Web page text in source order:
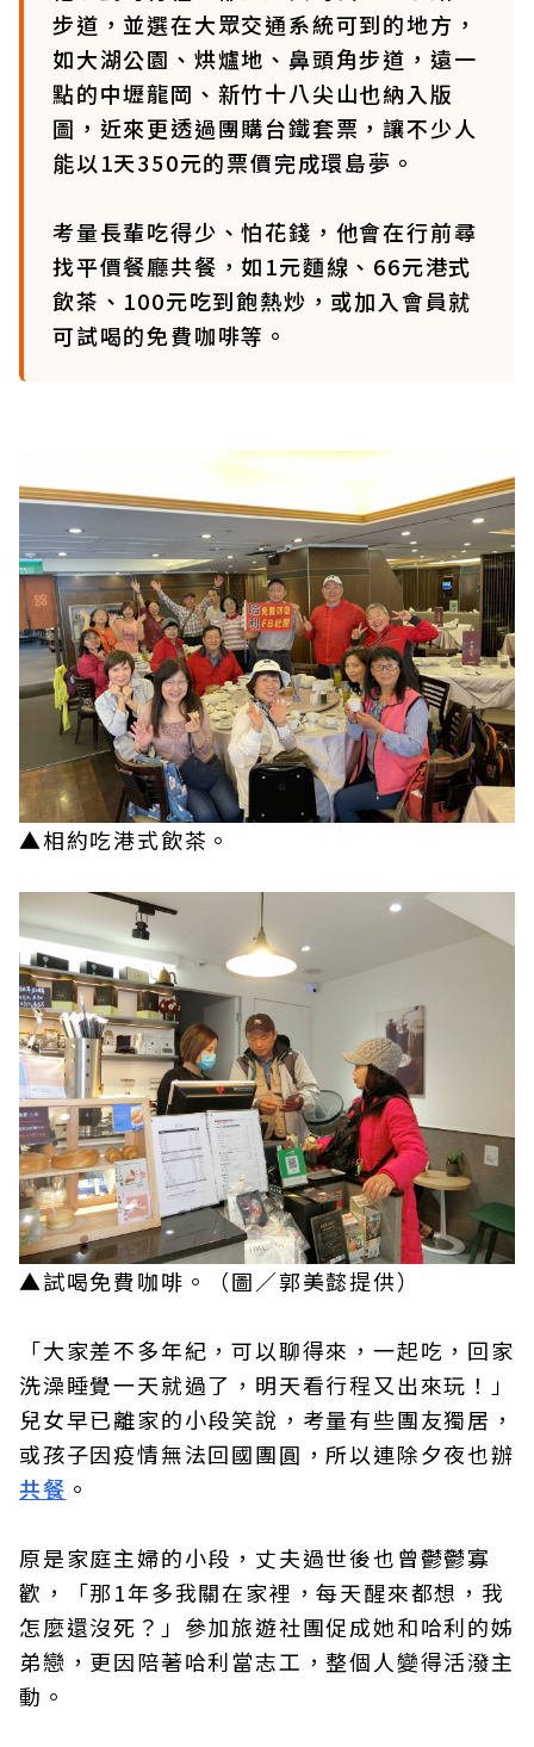
步道，並選在大眾交通系統可到的地方，
如大湖公園、烘爐地、鼻頭角步道，遠一
點的中壢龍岡、新竹十八尖山也納入版
圖，近來更透過團購台鐵套票，讓不少人
能以1天350元的票價完成環島夢。
考量長輩吃得少、怕花錢，他會在行前尋
找平價餐廳共餐，如1元麵線、66元港式
飲茶、100元吃到飽熱炒，或加入會員就
可試喝的免費咖啡等。
▲相約吃港式飲茶。
▲試喝免費咖啡。（圖／郭美懿提供）
「大家差不多年紀，可以聊得來，一起吃，回家
洗澡睡覺一天就過了，明天看行程又出來玩！」
兒女早已離家的小段笑說，考量有些團友獨居，
或孩子因疫情無法回國團圓，所以連除夕夜也辦
共餐 。
原是家庭主婦的小段，丈夫過世後也曾鬱鬱寡
歡，「那1年多我關在家裡，每天醒來都想，我
怎麼還沒死？」參加旅遊社團促成她和哈利的姊
弟戀，更因陪著哈利當志工，整個人變得活潑主
動。